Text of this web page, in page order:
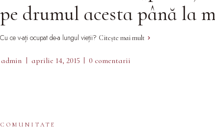
pe drumul acesta până la
Cu ce v-ați ocupat de-a lungul vieții? Citește mai mult
admin aprilie 14, 2015 0 comentarii
COMUNITATE